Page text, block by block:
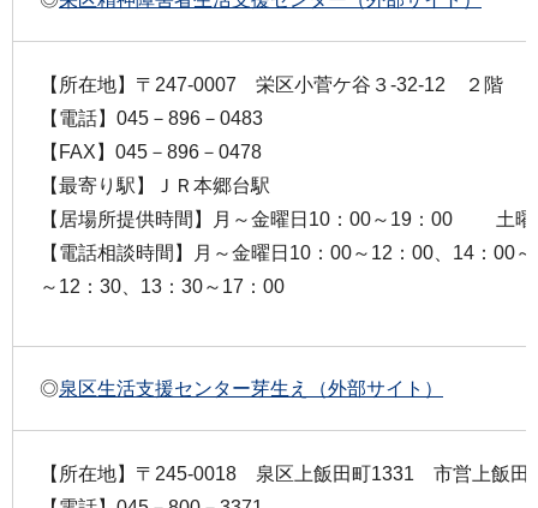
【所在地】〒247-0007 栄区小菅ケ谷３-32-12 ２階
【電話】045－896－0483
【FAX】045－896－0478
【最寄り駅】ＪＲ本郷台駅
【居場所提供時間】月～金曜日10：00～19：00 土曜
【電話相談時間】月～金曜日10：00～12：00、14：
～12：30、13：30～17：00
◎泉区生活支援センター芽生え（外部サイト）
【所在地】〒245-0018 泉区上飯田町1331 市営上飯田